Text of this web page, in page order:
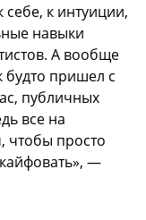
к интуиции,
навыки
А вообще
будто пришел с
публичных
все на
чтобы просто
—